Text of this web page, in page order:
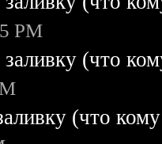
PM
(что
(что